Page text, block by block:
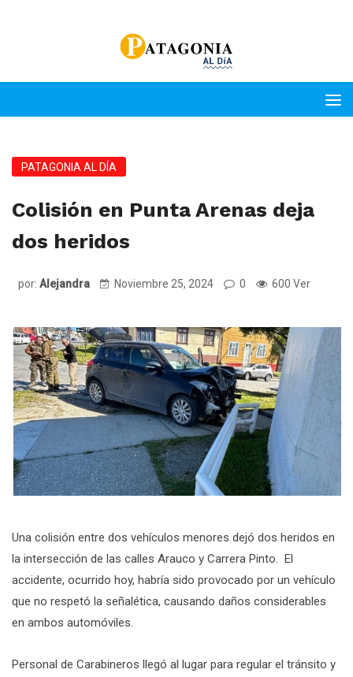
PATAGONIA AL DÍA
Colisión en Punta Arenas deja
dos heridos
por: Alejandra Noviembre 25, 2024 0 600 Ver
Una colisión entre dos vehículos menores dejó dos heridos en
la intersección de las calles Arauco y Carrera Pinto. El
accidente, ocurrido hoy, habría sido provocado por un vehículo
que no respetó la señalética, causando daños considerables
en ambos automóviles.
Personal de Carabineros llegó al lugar para regular el tránsito y